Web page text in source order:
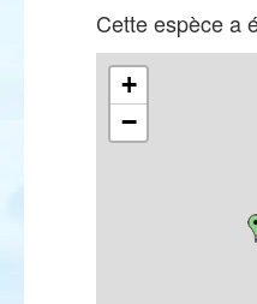
Cette espèce a
+
−